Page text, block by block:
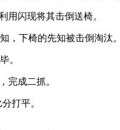
用闪现将其击倒送椅。
，下椅的先知被击倒淘汰。
。
完成二抓。
打平。